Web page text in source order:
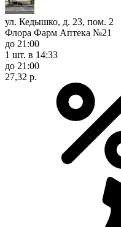
ул. Кедышко, д. 23, пом. 2
Флора Фарм Аптека №21
до 21:00
1 шт. в 14:33
до 21:00
27,32 р.